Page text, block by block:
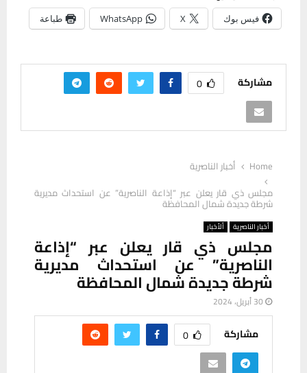
فيس بوك X
WhatsApp طباعة
مشاركة 0
Home
أخبار الناصرية
مجلس ذي قار يعلن عبر “إذاعة الناصرية” عن استحداث مديرية
شرطة جديدة شمال المحافظة
أخبار الناصرية ألأخبار
مجلس ذي قار يعلن عبر “إذاعة
الناصرية” عن استحداث مديرية
شرطة جديدة شمال المحافظة
30 أبريل، 2024
مشاركة 0